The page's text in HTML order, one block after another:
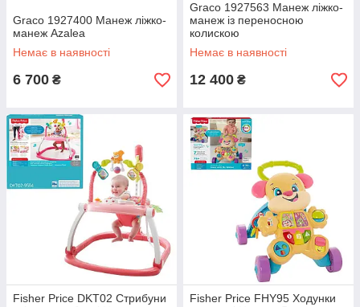
Graco 1927400 Манеж ліжко-
манеж Azalea
Немає в наявності
6 700 ₴
Graco 1927563 Манеж ліжко-
манеж із переносною
колискою
Немає в наявності
12 400 ₴
Fisher Price DKT02 Стрибуни
Fisher Price FHY95 Ходунки